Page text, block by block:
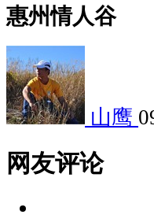
惠州情人谷
山鹰
网友评论